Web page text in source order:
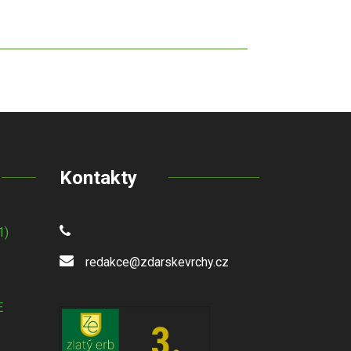
Kontakty
redakce@zdarskevrchy.cz